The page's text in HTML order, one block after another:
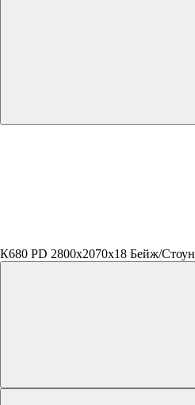
К680 PD 2800х2070х18 Бейж/Стоун